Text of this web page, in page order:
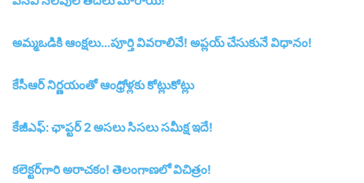
అమ్మఒడికి ఆంక్షలు…పూర్తి వివరాలివే! అప్లయ్‌ చేసుకునే విధానం!
కేసీఆర్‌ నిర్ణయంతో ఆంధ్రోళ్లకు కోట్లుకోట్లు
కేజీఎఫ్‌: ఛాప్టర్‌ 2 అసలు సిసలు సమీక్ష ఇదే!
కలెక్టర్‌గారి అరాచకం! తెలంగాణలో విచిత్రం!